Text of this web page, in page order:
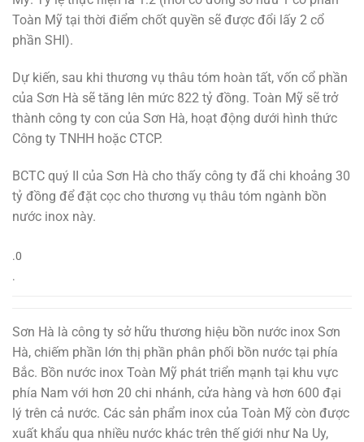
Toàn Mỹ tại thời điểm chốt quyền sẽ được đổi lấy 2 cổ
phần SHI).
Dự kiến, sau khi thương vụ thâu tóm hoàn tất, vốn cổ phần
của Sơn Hà sẽ tăng lên mức 822 tỷ đồng. Toàn Mỹ sẽ trở
thành công ty con của Sơn Hà, hoạt động dưới hình thức
Công ty TNHH hoặc CTCP.
BCTC quý II của Sơn Hà cho thấy công ty đã chi khoảng 30
tỷ đồng để đặt cọc cho thương vụ thâu tóm ngành bồn
nước inox này.
.0
.
Sơn Hà là công ty sở hữu thương hiệu bồn nước inox Sơn
Hà, chiếm phần lớn thị phần phân phối bồn nước tại phía
Bắc. Bồn nước inox Toàn Mỹ phát triển mạnh tại khu vực
phía Nam với hơn 20 chi nhánh, cửa hàng và hơn 600 đại
lý trên cả nước. Các sản phẩm inox của Toàn Mỹ còn được
xuất khẩu qua nhiều nước khác trên thế giới như Na Uy,